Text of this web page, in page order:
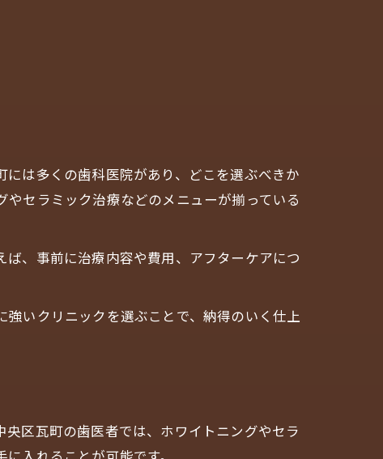
は多くの歯科医院があり、どこを選ぶべきか
セラミック治療などのメニューが揃っている
、事前に治療内容や費用、アフターケアにつ
いクリニックを選ぶことで、納得のいく仕上
区瓦町の歯医者では、ホワイトニングやセラ